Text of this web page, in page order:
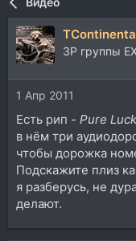
р
т
е
а
ч
ЗР группы
1 Апр 2011
Есть рип - Pure
в нём три
чтобы дорожка
Подскажите плиз
я разберусь, не
делают.